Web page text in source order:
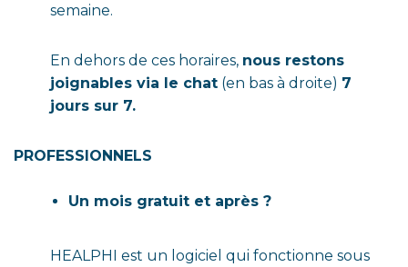
semaine.
En dehors de ces horaires, nous restons
joignables via le chat (en bas à droite) 7
jours sur 7.
PROFESSIONNELS
Un mois gratuit et après ?
HEALPHI est un logiciel qui fonctionne sous